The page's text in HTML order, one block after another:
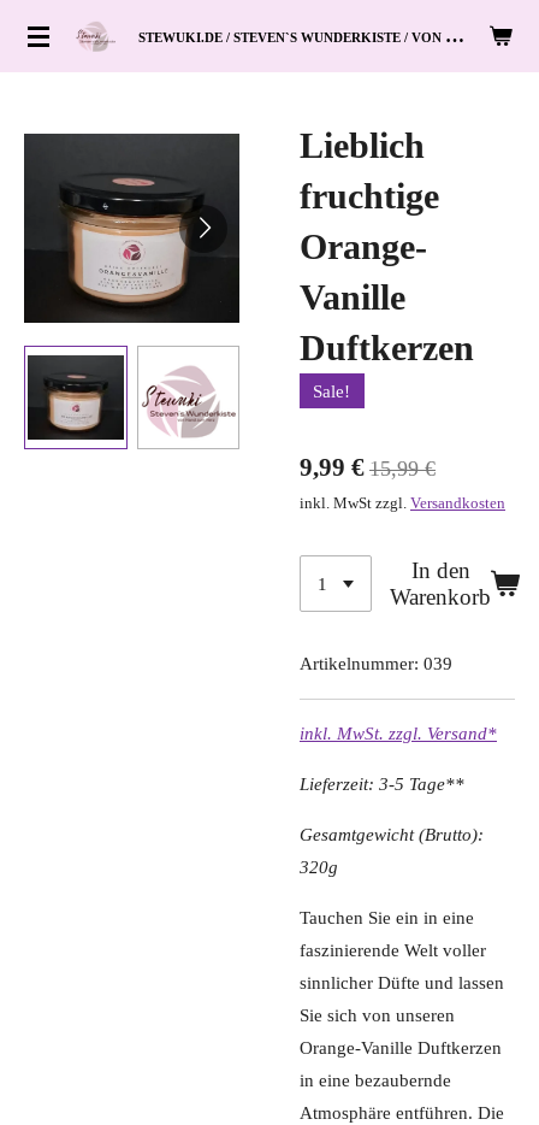
Zum
S
TEWUKI.DE / STEVEN`S WUNDERKISTE / VON HAND ZUM HERZ
Lieblich
fruchtige
Orange-
Vanille
Duftkerzen
Sale!
9,99 € 15,99 €
inkl. MwSt zzgl. Versandkosten
In den
Warenkorb
Artikelnummer: 039
inkl. MwSt. zzgl. Versand*
Lieferzeit: 3-5 Tage**
Gesamtgewicht (Brutto):
320g
Tauchen Sie ein in eine
faszinierende Welt voller
sinnlicher Düfte und lassen
Sie sich von unseren
Orange-Vanille Duftkerzen
in eine bezaubernde
Atmosphäre entführen. Die